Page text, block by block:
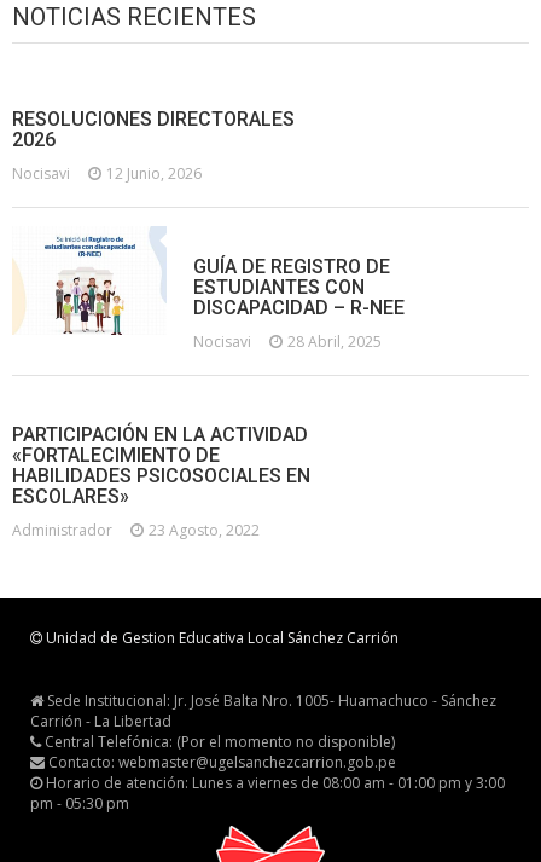
NOTICIAS RECIENTES
RESOLUCIONES DIRECTORALES
2026
Nocisavi 12 Junio, 2026
GUÍA DE REGISTRO DE
ESTUDIANTES CON
DISCAPACIDAD – R-NEE
Nocisavi 28 Abril, 2025
PARTICIPACIÓN EN LA ACTIVIDAD
«FORTALECIMIENTO DE
HABILIDADES PSICOSOCIALES EN
ESCOLARES»
Administrador 23 Agosto, 2022
Unidad de Gestion Educativa Local Sánchez Carrión
Sede Institucional: Jr. José Balta Nro. 1005- Huamachuco - Sánchez
Carrión - La Libertad
Central Telefónica: (Por el momento no disponible)
Contacto: webmaster@ugelsanchezcarrion.gob.pe
Horario de atención: Lunes a viernes de 08:00 am - 01:00 pm y 3:00
pm - 05:30 pm